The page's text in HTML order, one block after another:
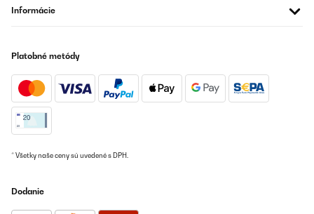
Informácie
Platobné metódy
* Všetky naše ceny sú uvedené s DPH.
Dodanie